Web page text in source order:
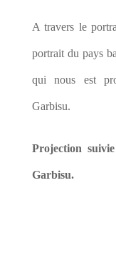
A travers le
portrait du pays
qui nous est
Garbisu.
Projection
Garbisu.